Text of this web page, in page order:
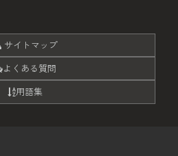
サイトマップ
よくある質問
用語集